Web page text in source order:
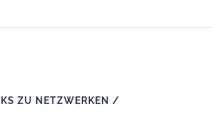
ZU NETZWERKEN /